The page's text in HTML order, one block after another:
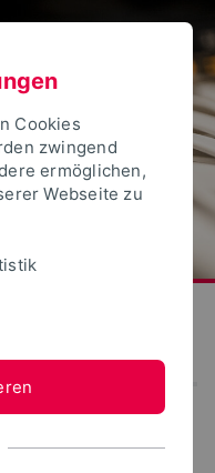
Medien
Cookies
zwingend
ermöglichen,
Webseite zu